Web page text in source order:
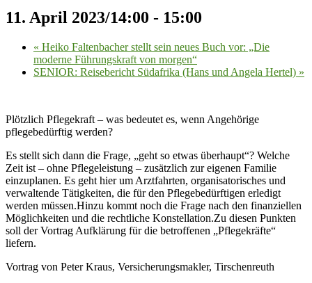
11. April 2023/14:00 - 15:00
« Heiko Faltenbacher stellt sein neues Buch vor: „Die
moderne Führungskraft von morgen“
SENIOR: Reisebericht Südafrika (Hans und Angela Hertel) »
Plötzlich Pflegekraft – was bedeutet es, wenn Angehörige
pflegebedürftig werden?
Es stellt sich dann die Frage, „geht so etwas überhaupt“? Welche
Zeit ist – ohne Pflegeleistung – zusätzlich zur eigenen Familie
einzuplanen. Es geht hier um Arztfahrten, organisatorisches und
verwaltende Tätigkeiten, die für den Pflegebedürftigen erledigt
werden müssen.Hinzu kommt noch die Frage nach den finanziellen
Möglichkeiten und die rechtliche Konstellation.Zu diesen Punkten
soll der Vortrag Aufklärung für die betroffenen „Pflegekräfte“
liefern.
Vortrag von Peter Kraus, Versicherungsmakler, Tirschenreuth